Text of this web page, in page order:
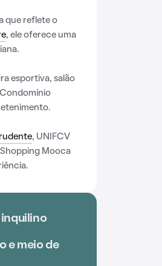
que reflete o
, ele oferece uma
esportiva, salão
, UNIFCV
Mooca
inquilino
e meio de